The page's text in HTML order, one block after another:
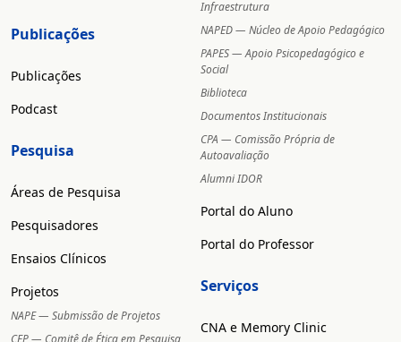
Publicações
Publicações
Podcast
Pesquisa
Áreas de Pesquisa
Pesquisadores
Ensaios Clínicos
Projetos
NAPE — Submissão de Projetos
CEP — Comitê de Ética em Pesquisa
Infraestrutura
NAPED — Núcleo de Apoio Pedagógico
PAPES — Apoio Psicopedagógico e
Social
Biblioteca
Documentos Institucionais
CPA — Comissão Própria de
Autoavaliação
Alumni IDOR
Portal do Aluno
Portal do Professor
Serviços
CNA e Memory Clinic